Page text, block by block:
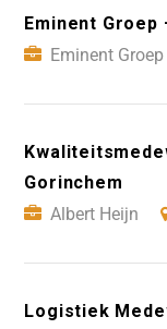
Eminent Groep
Eminent Groep
Gorinchem
Albert Heijn
Logistiek